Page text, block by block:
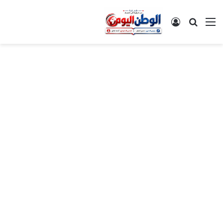
القائمةبحث عن تسجيل الدخول